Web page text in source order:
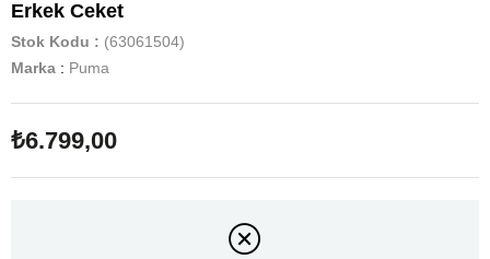
Erkek Ceket
Stok Kodu
(63061504)
Marka : Puma
₺6.799,00